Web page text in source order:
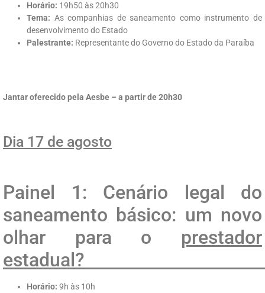
Horário: 19h50 às 20h30
Tema: As companhias de saneamento como instrumento de
desenvolvimento do Estado
Palestrante: Representante do Governo do Estado da Paraíba
Jantar oferecido pela Aesbe – a partir de 20h30
Dia 17 de agosto
Painel 1: Cenário legal do
saneamento básico: um novo
olhar para o prestador
Horário: 9h às 10h